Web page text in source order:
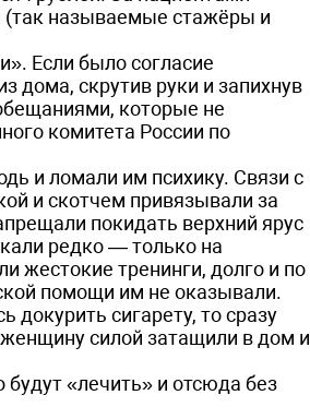
(так называемые стажёры и
Если было согласие
дома, скрутив руки и запихнув
которые не
комитета России по
и ломали им психику. Связи с
и скотчем привязывали за
покидать верхний ярус
редко — только на
жестокие тренинги, долго и по
помощи им не оказывали.
докурить сигарету, то сразу
силой затащили в дом и
«лечить» и отсюда без